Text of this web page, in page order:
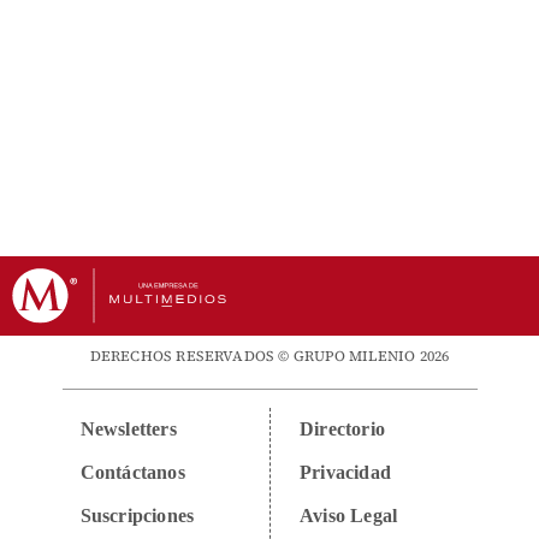
DERECHOS RESERVADOS © GRUPO MILENIO 2026
Newsletters
Contáctanos
Suscripciones
Directorio
Privacidad
Aviso Legal